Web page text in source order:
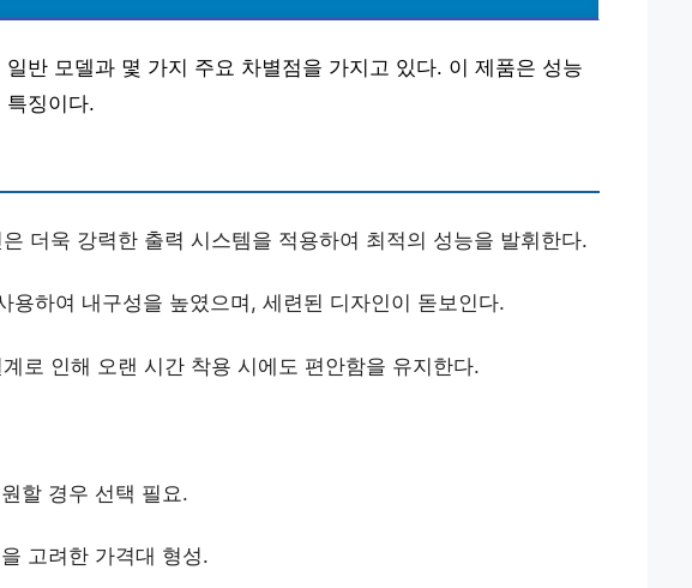
반 모델과 몇 가지 주요 차별점을 가지고 있다. 이 제품은 성능
특징이다.
더욱 강력한 출력 시스템을 적용하여 최적의 성능을 발휘한다.
용하여 내구성을 높였으며, 세련된 디자인이 돋보인다.
로 인해 오랜 시간 착용 시에도 편안함을 유지한다.
할 경우 선택 필요.
고려한 가격대 형성.